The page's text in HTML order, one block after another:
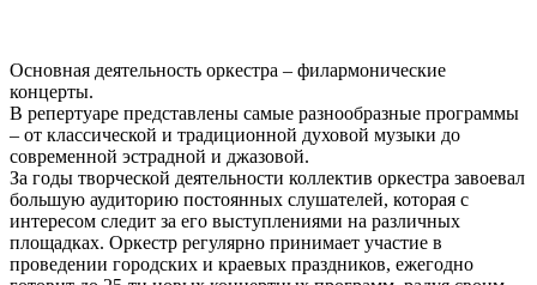
Основная деятельность оркестра – филармонические
концерты.
В репертуаре представлены самые разнообразные программы
– от классической и традиционной духовой музыки до
современной эстрадной и джазовой.
За годы творческой деятельности коллектив оркестра завоевал
большую аудиторию постоянных слушателей, которая с
интересом следит за его выступлениями на различных
площадках. Оркестр регулярно принимает участие в
проведении городских и краевых праздников, ежегодно